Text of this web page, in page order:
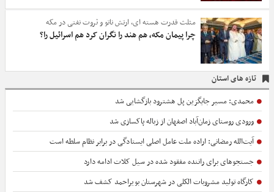
مثلث قدرت هسته ای، ارتش ناتو و ثروت نفتی در مکه
چرا پیمان مکه، هم هند را نگران کرد هم اسرائیل را؟
تازه های استان
محمدی: مسیر جایگزین پل هشترود بازگشایی شد
ورودی روستای زمان‌آباد اصفهان از زباله پاکسازی شد
آیت‌الله رمضانی: اراده ملت عامل اصلی ایستادگی در برابر نظام سلطه است
جستجوهای برای راننده مفقود شده در سیل کلات ادامه دارد
کارگاه تولید مشروبات الکلی در شهرستان بویراحمد کشف شد